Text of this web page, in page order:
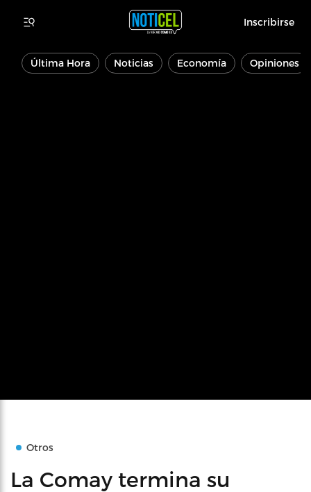
Inscribirse
Última Hora Noticias Economía Opiniones
Otros
La Comay termina su